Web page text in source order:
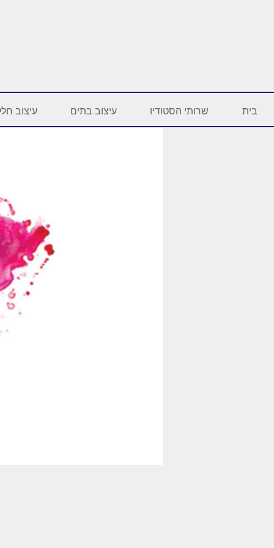
בית שרותי הסטודיו עיצוב בתים עיצוב